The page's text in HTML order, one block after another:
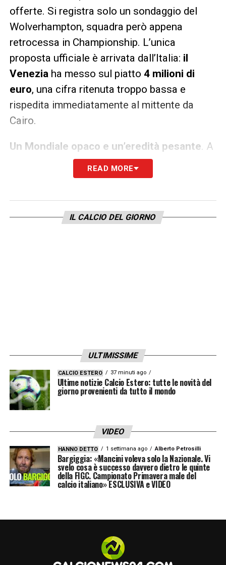
offerte. Si registra solo un sondaggio del
Wolverhampton, squadra però appena
retrocessa in Championship. L’unica
proposta ufficiale è arrivata dall’Italia: il
Venezia ha messo sul piatto 4 milioni di
euro, una cifra ritenuta troppo bassa e
rispedita immediatamente al mittente da
Cairo.
Un Mondiale opaco e un’eredità pesante. A
complicare i piani di cessione ci si è messo
un Mondiale decisamente sottotono. Titolare
ha giocato solo i minuti di recupero contro il
Brasile, mancando la vetrina internazionale
anni in granata,Adams ha collezionato 10
reti totali nella prima stagione e 8 nella
seconda
Gol spesso pesantissimi: dalle reti
decisive contro Lecce e Pisa, fino
all’indimenticabile zampata
contro la Juventus, fondamentale per
completare la rimonta da 0-2 a 2-2.
LA PLAYLIST DELLE NOSTRE TOP NEWS
READ MORE
IL CALCIO DEL GIORNO
ULTIMISSIME
CALCIO ESTERO 37 minuti ago
Ultime notizie Calcio Estero: tutte le novità del
giorno provenienti da tutto il mondo
VIDEO
HANNO DETTO 1 settimana ago Alberto Petrosilli
Bargiggia: «Mancini voleva solo la Nazionale. Vi
svelo cosa è successo davvero dietro le quinte
della FIGC. Campionato Primavera male del
calcio italiano» ESCLUSIVA e VIDEO